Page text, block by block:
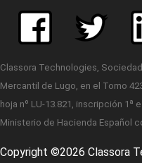
Classora Technologies,
Mercantil de Lugo, en el Tomo
hoja nº LU-13.821, inscripción
Ministerio de Hacienda Español
Copyright ©2026 Classora